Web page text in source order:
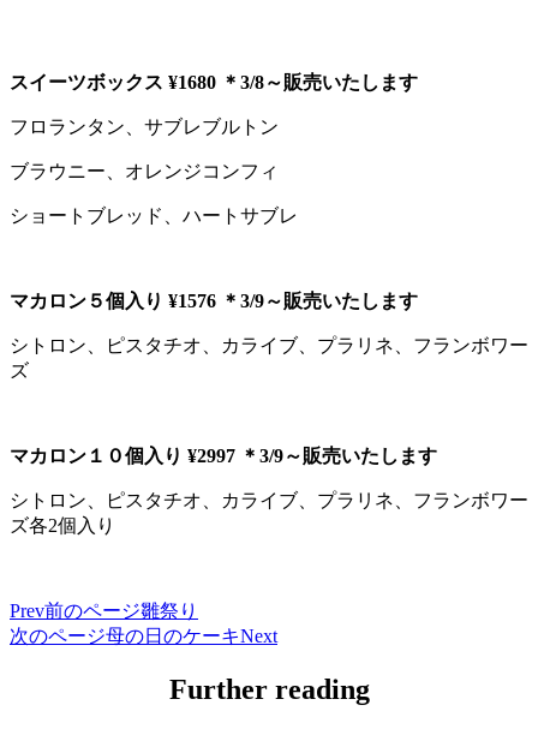
スイーツボックス ¥1680 ＊3/8～販売いたします
フロランタン、サブレブルトン
ブラウニー、オレンジコンフィ
ショートブレッド、ハートサブレ
マカロン５個入り ¥1576 ＊3/9～販売いたします
シトロン、ピスタチオ、カライブ、プラリネ、フランボワー
ズ
マカロン１０個入り ¥2997 ＊3/9～販売いたします
シトロン、ピスタチオ、カライブ、プラリネ、フランボワー
ズ各2個入り
Prev前のページ雛祭り
次のページ母の日のケーキNext
Further reading